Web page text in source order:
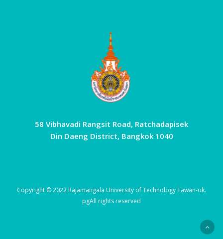
58 Vibhavadi Rangsit Road, Ratchadapisek
Din Daeng District, Bangkok 1040
Copyright © 2022 Rajamangala University of Technology Tawan-ok.
pgAll rights reserved